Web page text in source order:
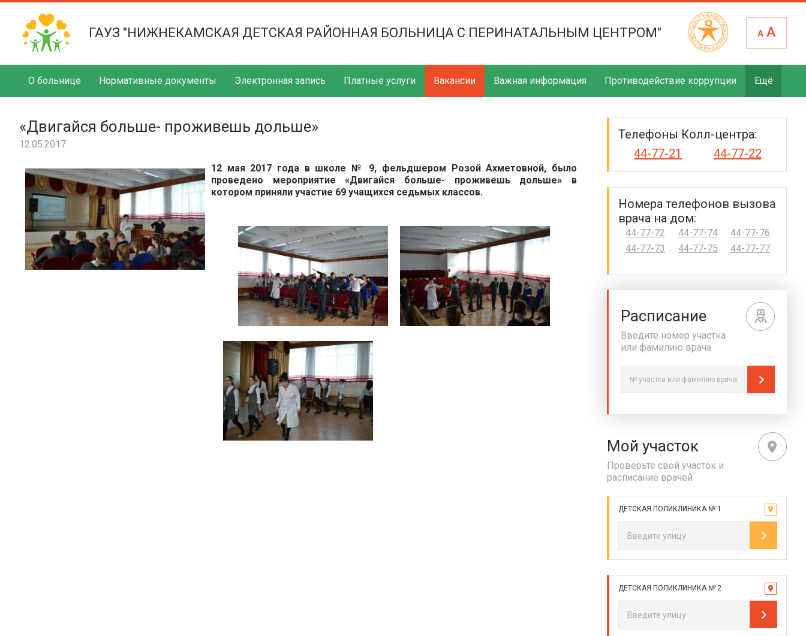
ГАУЗ "НИЖНЕКАМСКАЯ ДЕТСКАЯ РАЙОННАЯ БОЛЬНИЦА С ПЕРИНАТАЛЬНЫМ ЦЕНТРОМ" А А
О больнице Нормативные документы Электронная запись Платные услуги Вакансии Важная информация Противодействие коррупции Ещё
«Двигайся больше- проживешь дольше»
12.05.2017
12 мая 2017 года в школе № 9, фельдшером Розой Ахметовной, было
проведено мероприятие «Двигайся больше- проживешь дольше» в
котором приняли участие 69 учащихся седьмых классов.
Телефоны Колл-центра:
44-77-21
44-77-22
Номера телефонов вызова
врача на дом:
44-77-72
44-77-73
44-77-74
44-77-75
44-77-76
44-77-77
Расписание
Введите номер участка
или фамилию врача
Мой участок
Проверьте свой участок и
расписание врачей
ДЕТСКАЯ ПОЛИКЛИНИКА № 1
ДЕТСКАЯ ПОЛИКЛИНИКА № 2